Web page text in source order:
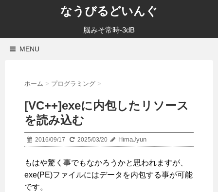
なうびるどいんぐ
脳みそ常時-3dB
MENU
ホーム > プログラミング >
[VC++]exeに内包したリソース
を読み込む
2016/09/17 2025/03/20 HimaJyun
もはや驚く事でもなかろうかと思われますが、
exe(PE)ファイルにはデータを内包する事が可能
です。